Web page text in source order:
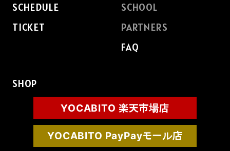
SCHEDULE
TICKET
SCHOOL
PARTNERS
FAQ
SHOP
YOCABITO 楽天市場店
YOCABITO PayPayモール店